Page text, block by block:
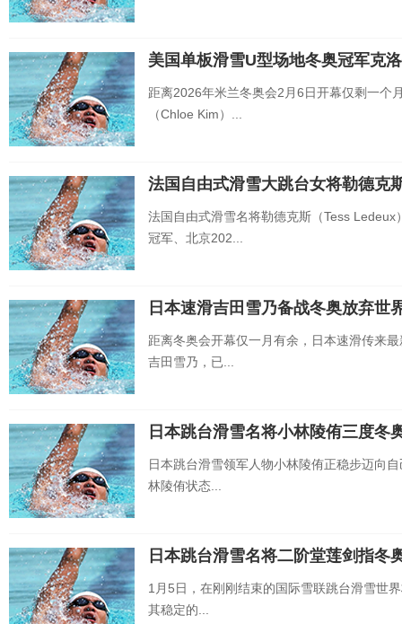
美国单板滑雪U型场地冬奥冠军克
距离2026年米兰冬奥会2月6日开幕仅剩一个
（Chloe Kim）...
法国自由式滑雪大跳台女将勒德克
法国自由式滑雪名将勒德克斯（Tess
冠军、北京202...
日本速滑吉田雪乃备战冬奥放弃世
距离冬奥会开幕仅一月有余，日本速滑传来
吉田雪乃，已...
日本跳台滑雪名将小林陵侑三度冬
日本跳台滑雪领军人物小林陵侑正稳步迈向
林陵侑状态...
日本跳台滑雪名将二阶堂莲剑指冬
1月5日，在刚刚结束的国际雪联跳台滑雪世
其稳定的...